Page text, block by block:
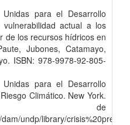
para el Desarrollo
actual a los
de los recursos hídricos en
Jubones, Catamayo,
ISBN: 978-9978-92-805-
para el Desarrollo
Climático. New York.
de
undp/library/